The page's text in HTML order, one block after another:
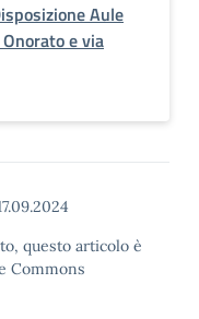
Aule
e via
questo articolo è
Commons